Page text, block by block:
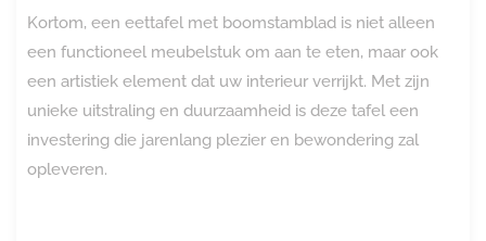
Kortom, een eettafel met boomstamblad is niet alleen
een functioneel meubelstuk om aan te eten, maar ook
een artistiek element dat uw interieur verrijkt. Met zijn
unieke uitstraling en duurzaamheid is deze tafel een
investering die jarenlang plezier en bewondering zal
opleveren.